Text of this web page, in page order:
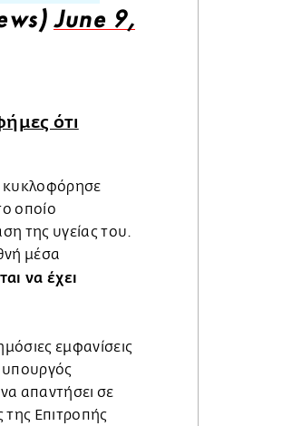
June 9,
ότι
κυκλοφόρησε
οποίο
της υγείας του.
μέσα
να έχει
εμφανίσεις
υπουργός
απαντήσει σε
της Επιτροπής